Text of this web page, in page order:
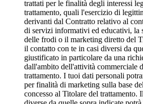
trattati per le finalità degli interessi
trattamento, quali l'esercizio di
derivanti dal Contratto relativo al
di servizi informativi ed educativi, la
delle frodi o il marketing diretto del
il contatto con te in casi diversi da
giustificato in particolare da una
dall'ambito dell'attività commerciale
trattamento. I tuoi dati personali
per finalità di marketing sulla base
concesso al Titolare del trattamento.